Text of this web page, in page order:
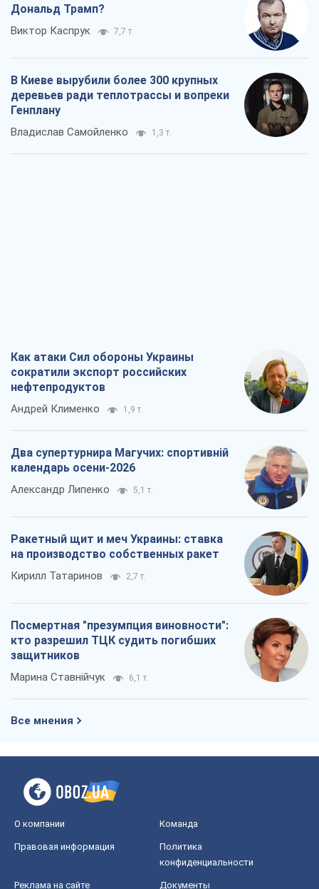
Дональд Трамп?
Виктор Каспрук 7,7 т.
В Киеве вырубили более 300 крупных
деревьев ради теплотрассы и вопреки
Генплану
Владислав Самойленко 1,3 т.
Как атаки Сил обороны Украины
сократили экспорт российских
нефтепродуктов
Андрей Клименко 1,9 т.
Два супертурнира Магучих: спортивній
календарь осени-2026
Александр Липенко 5,1 т.
Ракетный щит и меч Украины: ставка
на производство собственных ракет
Кирилл Татаринов 2,7 т.
Посмертная "презумпция виновности":
кто разрешил ТЦК судить погибших
защитников
Марина Ставнійчук 6,1 т.
Все мнения
О компании Команда
Правовая информация
Политика
конфиденциальности
Реклама на сайте Документы